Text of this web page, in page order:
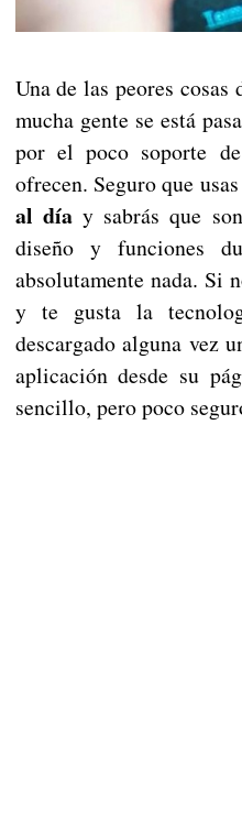
Una de las peores
mucha gente se está
por el poco soporte
ofrecen. Seguro que
al díay sabrás que
diseño y funciones
absolutamente nada. Si
y te gusta la
descargado alguna vez
aplicación desde su
sencillo, pero poco